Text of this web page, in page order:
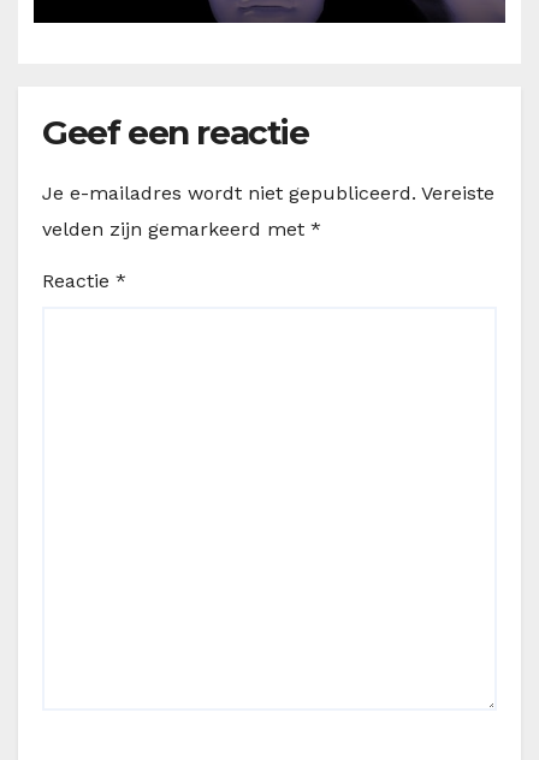
Geef een reactie
Je e-mailadres wordt niet gepubliceerd. Vereiste
velden zijn gemarkeerd met *
Reactie *